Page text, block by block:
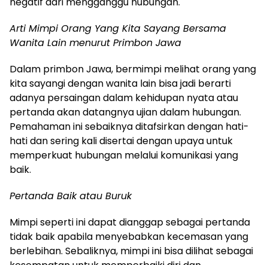
Arti Mimpi Orang Yang Kita Sayang Bersama
Wanita Lain menurut Primbon Jawa
Dalam primbon Jawa, bermimpi melihat orang yang
kita sayangi dengan wanita lain bisa jadi berarti
adanya persaingan dalam kehidupan nyata atau
pertanda akan datangnya ujian dalam hubungan.
Pemahaman ini sebaiknya ditafsirkan dengan hati-
hati dan sering kali disertai dengan upaya untuk
memperkuat hubungan melalui komunikasi yang
baik.
Pertanda Baik atau Buruk
Mimpi seperti ini dapat dianggap sebagai pertanda
tidak baik apabila menyebabkan kecemasan yang
berlebihan. Sebaliknya, mimpi ini bisa dilihat sebagai